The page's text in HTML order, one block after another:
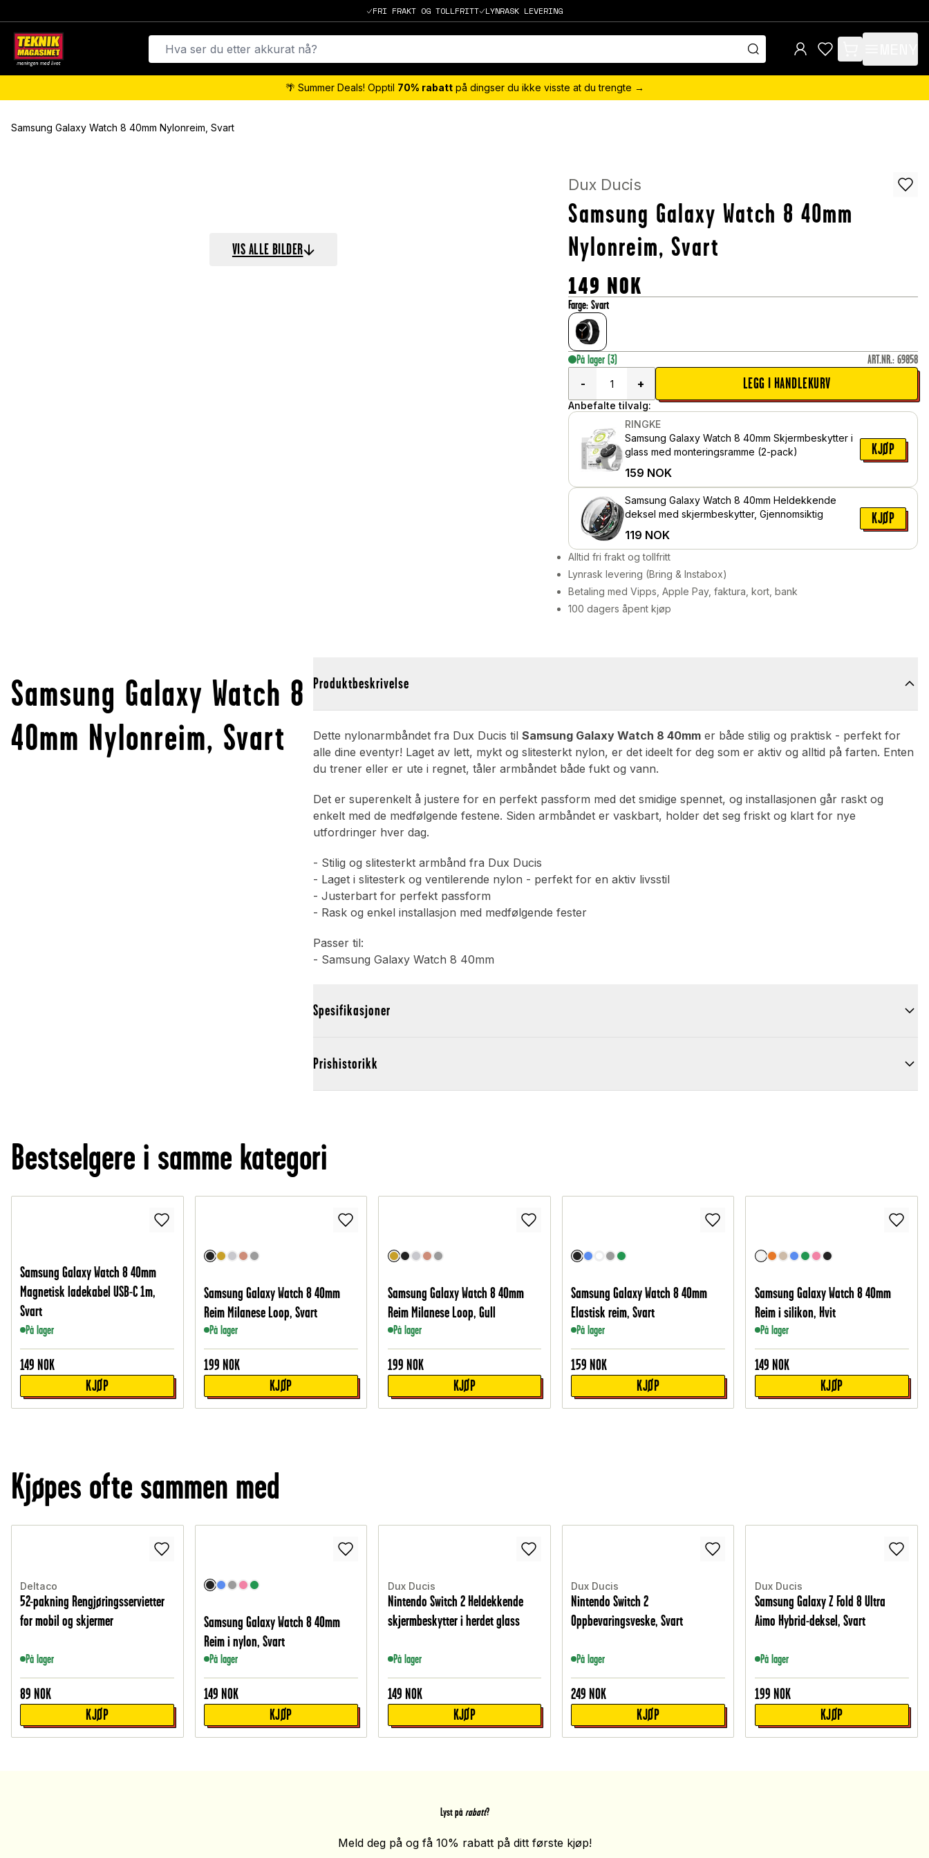
FRI FRAKT OG TOLLFRITT LYNRASK LEVERING
items in cart, view
🌴 Summer Deals! Opptil 70% rabattpå dingser du ikke visste at du trengte →
Samsung Galaxy Watch 8 40mm Nylonreim, Svart
VIS ALLE BILDER
Dux Ducis
Samsung Galaxy Watch 8 40mm
Nylonreim, Svart
149 NOK
Farge:Svart
På lager (3) ART.NR.: 69858
-
+ LEGG I HANDLEKURV
Anbefalte tilvalg:
RINGKE
Samsung Galaxy Watch 8 40mm Skjermbeskytter i
glass med monteringsramme (2-pack)
159 NOK
KJØP
Samsung Galaxy Watch 8 40mm Heldekkende
deksel med skjermbeskytter, Gjennomsiktig
119 NOK
KJØP
Alltid fri frakt og tollfritt
Lynrask levering (Bring & Instabox)
Betaling med Vipps, Apple Pay, faktura, kort, bank
100 dagers åpent kjøp
Samsung Galaxy Watch 8
40mm Nylonreim, Svart
Produktbeskrivelse
Dette nylonarmbåndet fra Dux Ducis tilSamsung Galaxy Watch 8 40mm er både stilig og praktisk - perfekt for
alle dine eventyr! Laget av lett, mykt og slitesterkt nylon, er det ideelt for deg som er aktiv og alltid på farten. Enten
du trener eller er ute i regnet, tåler armbåndet både fukt og vann.
Det er superenkelt å justere for en perfekt passform med det smidige spennet, og installasjonen går raskt og
enkelt med de medfølgende festene. Siden armbåndet er vaskbart, holder det seg friskt og klart for nye
utfordringer hver dag.
- Stilig og slitesterkt armbånd fra Dux Ducis
- Laget i slitesterk og ventilerende nylon - perfekt for en aktiv livsstil
- Justerbart for perfekt passform
- Rask og enkel installasjon med medfølgende fester
Passer til:
- Samsung Galaxy Watch 8 40mm
Spesifikasjoner
Prishistorikk
Bestselgere i samme kategori
Samsung Galaxy Watch 8 40mm
Magnetisk ladekabel USB-C 1m,
Svart
På lager
149 NOK
KJØP
Samsung Galaxy Watch 8 40mm
Reim Milanese Loop, Svart
På lager
199 NOK
KJØP
Samsung Galaxy Watch 8 40mm
Reim Milanese Loop, Gull
På lager
199 NOK
KJØP
Samsung Galaxy Watch 8 40mm
Elastisk reim, Svart
På lager
159 NOK
KJØP
Samsung Galaxy Watch 8 40mm
Reim i silikon, Hvit
På lager
149 NOK
KJØP
Kjøpes ofte sammen med
Deltaco
52-pakning Rengjøringsservietter
for mobil og skjermer
På lager
89 NOK
KJØP
Samsung Galaxy Watch 8 40mm
Reim i nylon, Svart
På lager
149 NOK
KJØP
Dux Ducis
Nintendo Switch 2 Heldekkende
skjermbeskytter i herdet glass
På lager
149 NOK
KJØP
Dux Ducis
Nintendo Switch 2
Oppbevaringsveske, Svart
På lager
249 NOK
KJØP
Dux Ducis
Samsung Galaxy Z Fold 8 Ultra
Aimo Hybrid-deksel, Svart
På lager
199 NOK
KJØP
Lyst på rabatt?
Meld deg på og få 10% rabatt på ditt første kjøp!